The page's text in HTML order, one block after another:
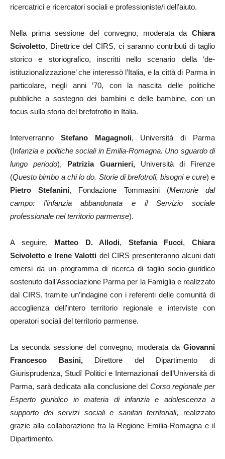
ricercatrici e ricercatori sociali e professioniste/i dell’aiuto.
Nella prima sessione del convegno, moderata da Chiara
Scivoletto, Direttrice del CIRS, ci saranno contributi di taglio
storico e storiografico, inscritti nello scenario della ‘de-
istituzionalizzazione’ che interessò l’Italia, e la città di Parma in
particolare, negli anni ’70, con la nascita delle politiche
pubbliche a sostegno dei bambini e delle bambine, con un
focus sulla storia del brefotrofio in Italia.
Interverranno Stefano Magagnoli, Università di Parma
(Infanzia e politiche sociali in Emilia-Romagna. Uno sguardo di
lungo periodo), Patrizia Guarnieri, Università di Firenze
(Questo bimbo a chi lo do. Storie di brefotrofi, bisogni e cure) e
Pietro Stefanini, Fondazione Tommasini (Memorie dal
campo: l’infanzia abbandonata e il Servizio sociale
professionale nel territorio parmense).
A seguire, Matteo D. Allodi, Stefania Fucci,Chiara
Scivoletto e Irene Valotti del CIRS presenteranno alcuni dati
emersi da un programma di ricerca di taglio socio-giuridico
sostenuto dall’Associazione Parma per la Famiglia e realizzato
dal CIRS, tramite un’indagine con i referenti delle comunità di
accoglienza dell’intero territorio regionale e interviste con
operatori sociali del territorio parmense.
La seconda sessione del convegno, moderata da Giovanni
Francesco Basini, Direttore del Dipartimento di
Giurisprudenza, Studî Politici e Internazionali dell’Università di
Parma, sarà dedicata alla conclusione del Corso regionale per
Esperto giuridico in materia di infanzia e adolescenza a
supporto dei servizi sociali e sanitari territoriali, realizzato
grazie alla collaborazione fra la Regione Emilia-Romagna e il
Dipartimento.